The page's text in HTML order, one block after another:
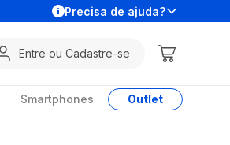
Precisa de ajuda?
Entre ou Cadastre-se
Smartphones Outlet